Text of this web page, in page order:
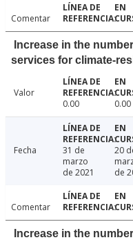
Comentar
Increase in the
services for climate-
Valor
0.00
0.00
Fecha
31 de
marzo
de 2021
20
de
Comentar
Increase in the